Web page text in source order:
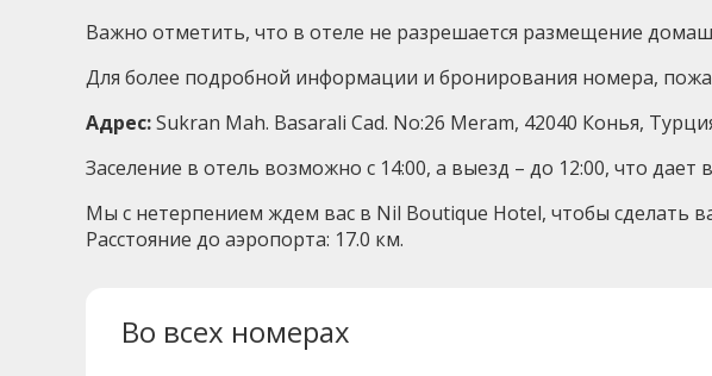
Важно отметить, что в отеле не разрешается размещение
Для более подробной информации и бронирования номера,
Адрес:Sukran Mah. Basarali Cad. No:26 Meram, 42040 Конья,
Заселение в отель возможно с 14:00, а выезд – до 12:00, что
Мы с нетерпением ждем вас в Nil Boutique Hotel, чтобы
Расстояние до аэропорта: 17.0 км.
Во всех номерах